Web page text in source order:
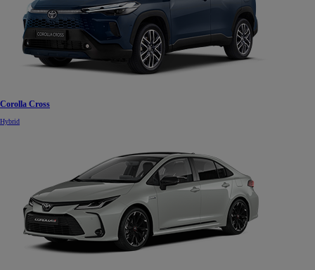
Corolla Cross
Hybrid